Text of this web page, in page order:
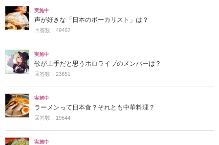
実施中
声が好きな「日本のボーカリスト」は？
回答数：49462
実施中
歌が上手だと思うホロライブのメンバーは？
回答数：23851
実施中
ラーメンって日本食？それとも中華料理？
回答数：19644
実施中